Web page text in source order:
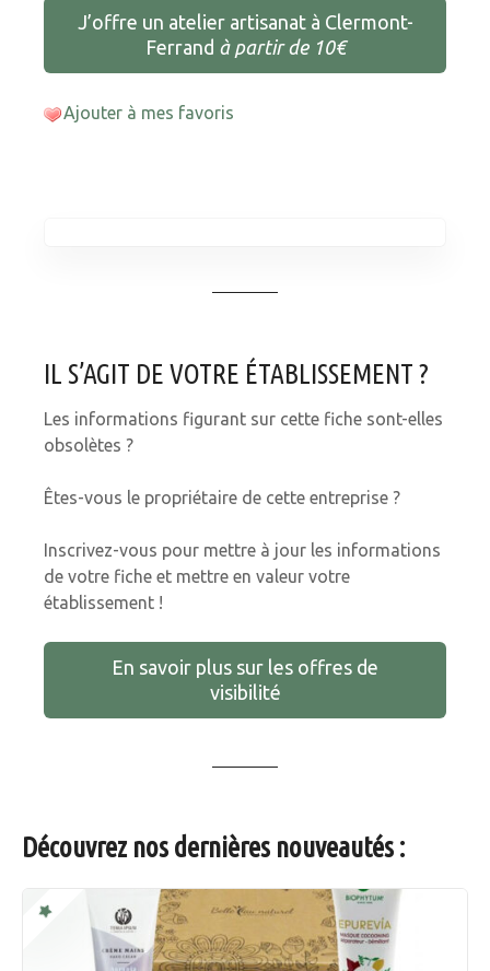
J’offre un atelier artisanat à Clermont-
Ferrand à partir de 10€
Ajouter à mes favoris
IL S’AGIT DE VOTRE ÉTABLISSEMENT ?
Les informations figurant sur cette fiche sont-elles
obsolètes ?
Êtes-vous le propriétaire de cette entreprise ?
Inscrivez-vous pour mettre à jour les informations
de votre fiche et mettre en valeur votre
établissement !
En savoir plus sur les offres de
visibilité
Découvrez nos dernières nouveautés :